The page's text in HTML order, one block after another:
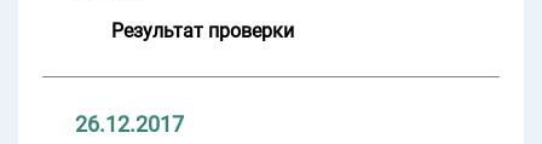
Результат проверки
26.12.2017